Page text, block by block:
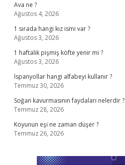
Ava ne ?
Ağustos 4, 2026
1 sırada hangi kız ismi var ?
Ağustos 3, 2026
1 haftalık pişmiş köfte yenir mi ?
Ağustos 3, 2026
İspanyollar hangi alfabeyi kullanır ?
Temmuz 30, 2026
Soğan kavurmasının faydaları nelerdir ?
Temmuz 28, 2026
Koyunun eşi ne zaman düşer ?
Temmuz 26, 2026